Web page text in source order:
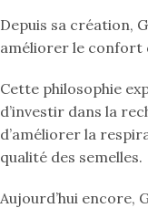
Depuis sa création,
améliorer le confort
Cette philosophie
d’investir dans la
d’améliorer la
qualité des semelles.
Aujourd’hui encore,